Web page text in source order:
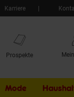
Karriere
Prospekte
Mode